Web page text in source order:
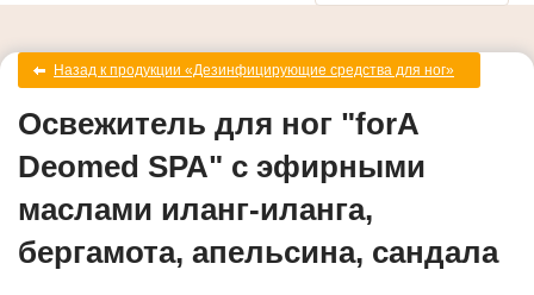
Назад к продукции «Дезинфицирующие средства для ног»
Освежитель для ног "forA
Deomed SPA" с эфирными
маслами иланг-иланга,
бергамота, апельсина, сандала